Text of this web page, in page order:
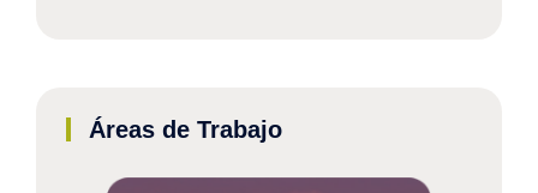
Áreas de Trabajo